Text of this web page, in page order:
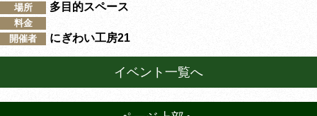
場所 多目的スペース
料金
開催者
にぎわい工房21
イベント一覧へ